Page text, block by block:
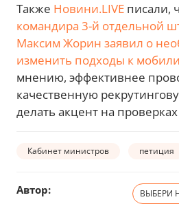
Также Новини.LIVE писали,
командира 3-й отдельной
Максим Жорин заявил о
изменить подходы к
мнению, эффективнее
качественную
делать акцент на
Кабинет министров петиция
Автор: ВЫБЕРИ